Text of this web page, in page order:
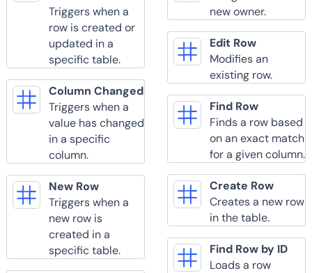
Triggers when a
row is created or
updated in a
specific table.
Column Changed
Triggers when a
value has changed
in a specific
column.
New Row
Triggers when a
new row is
created in a
specific table.
new owner.
Edit Row
Modifies an
existing row.
Find Row
Finds a row based
on an exact match
for a given column.
Create Row
Creates a new row
in the table.
Find Row by ID
Loads a row